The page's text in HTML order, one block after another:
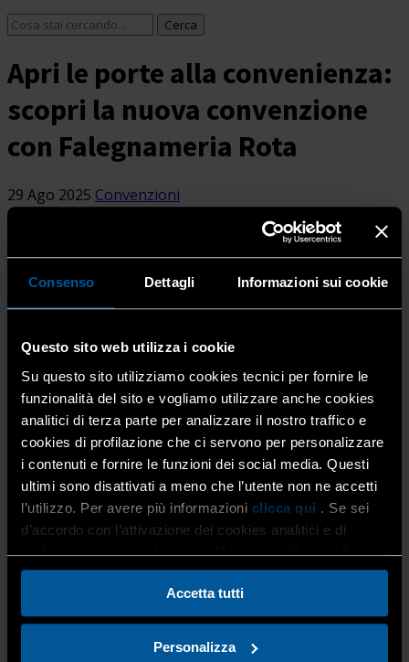
Consenso Dettagli Informazioni sui cookie
Questo sito web utilizza i cookie
Su questo sito utilizziamo cookies tecnici per fornire le
funzionalità del sito e vogliamo utilizzare anche cookies
analitici di terza parte per analizzare il nostro traffico e
cookies di profilazione che ci servono per personalizzare
i contenuti e fornire le funzioni dei social media. Questi
ultimi sono disattivati a meno che l’utente non ne accetti
l’utilizzo. Per avere più informazioni clicca qui . Se sei
d’accordo con l’attivazione dei cookies analitici e di
profilazione clicca sul bottone “Accetta tutti” qui di fianco.
Accetta tutti
Personalizza
Apri le porte alla convenienza:
scopri la nuova convenzione
con Falegnameria Rota
29 Ago 2025 Convenzioni
Apri le porte alla convenienza: scopri...
Una nuova opportunità esclusiva per gli Associati di
Confartigianato Imprese Bergamo!
Grazie alla convenzione conFalegnameria Rota Luigi
Srl– storica realtà artigiana bergamasca – potrai
usufruire di uno sconto del 30% su tutti i prodotti e
servizi
Con sede produttiva aUbiale Clanezzoe showroom a
Bergamo in via Pietro Ruggeri da Stabello 49 ,
Complementi d’arredo in legno su misura
Assistenza e ripristino di prodotti già installati